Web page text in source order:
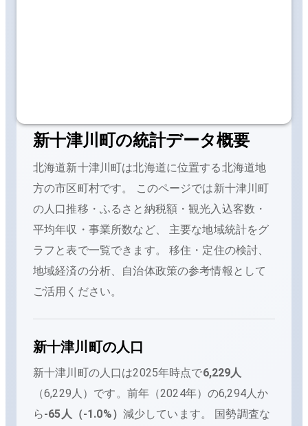
新十津川町の統計データ概要
北海道新十津川町は北海道に位置する北海道地
方の市区町村です。 このページでは新十津川町
の人口推移・ふるさと納税額・観光入込客数・
平均年収・事業所数など、 主要な地域統計をグ
ラフと表で一覧できます。 移住・定住の検討、
地域経済の分析、自治体政策の参考情報として
ご活用ください。
新十津川町の人口
新十津川町の人口は2025年時点で6,229人
（6,229人 ）です。 前年（2024年）の6,294人か
ら-65 人（-1.0%） 減少しています。
国勢調査な